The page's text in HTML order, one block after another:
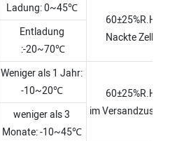
Ladung: 0~45℃
60±25%R.H.
Nackte Zelle
Entladung
:-20~70℃
Weniger als 1 Jahr:
-10~20℃
60±25%R.H.
im
weniger als 3
Monate: -10~45℃